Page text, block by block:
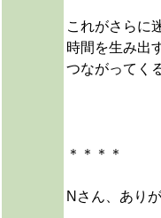
これがさらに
時間を生み出
つながってく
＊＊＊＊
Nさん、あり